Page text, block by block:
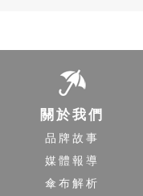
關於我們
品牌故事
媒體報導
傘布解析